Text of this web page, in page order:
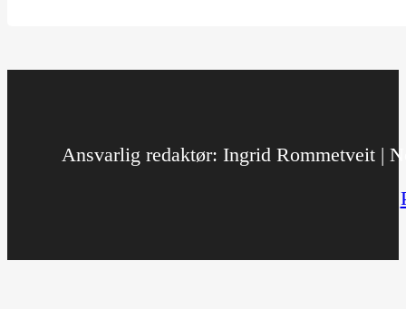
Ansvarlig redaktør: Ingrid Rommetveit |